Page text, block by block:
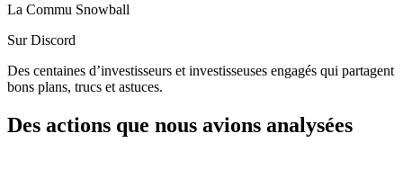
La Commu Snowball
Sur Discord
Des centaines d’investisseurs et investisseuses engagés qui partagent
bons plans, trucs et astuces.
Des actions que nous avions analysées